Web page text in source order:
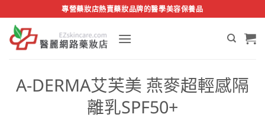
to
content
專營藥妝店熱賣藥妝品牌的醫學美容保養品
A-DERMA艾芙美 燕麥超輕感隔
離乳SPF50+